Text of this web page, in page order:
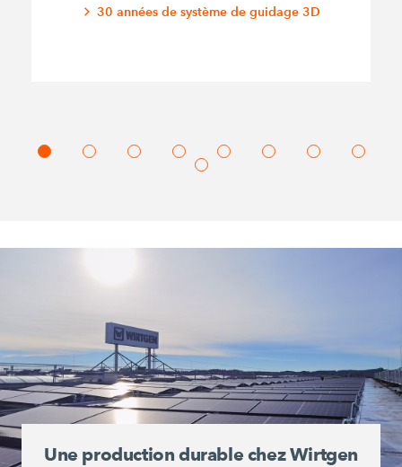
30 années de système de guidage 3D
Une production durable chez Wirtgen